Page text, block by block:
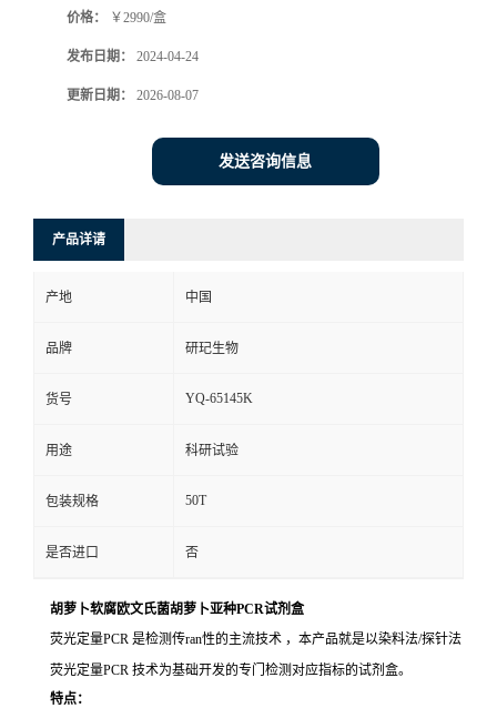
价格： ￥2990/盒
发布日期： 2024-04-24
更新日期： 2026-08-07
发送咨询信息
产品详请
产地 中国
品牌 研玘生物
货号 YQ-65145K
用途 科研试验
包装规格 50T
是否进口 否
胡萝卜软腐欧文氏菌胡萝卜亚种PCR试剂盒
荧光定量PCR 是检测传ran性的主流技术 ，本产品就是以染料法/探针法
荧光定量PCR 技术为基础开发的专门检测对应指标的试剂盒。
特点：